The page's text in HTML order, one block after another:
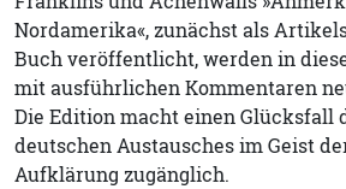
Nordamerika«, zunächst als
Buch veröffentlicht, werden in
mit ausführlichen Kommentaren
Die Edition macht einen Glücksfall
deutschen Austausches im Geist
Aufklärung zugänglich.